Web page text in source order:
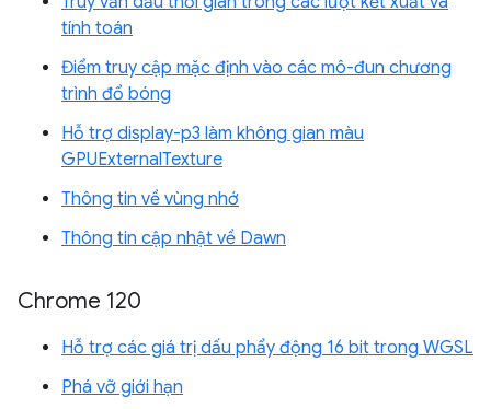
tính toán
Điểm truy cập mặc định vào các mô-đun chương
trình đổ bóng
Hỗ trợ display-p3 làm không gian màu
GPUExternalTexture
Thông tin về vùng nhớ
Thông tin cập nhật về Dawn
Chrome 120
Hỗ trợ các giá trị dấu phẩy động 16 bit trong WGSL
Phá vỡ giới hạn